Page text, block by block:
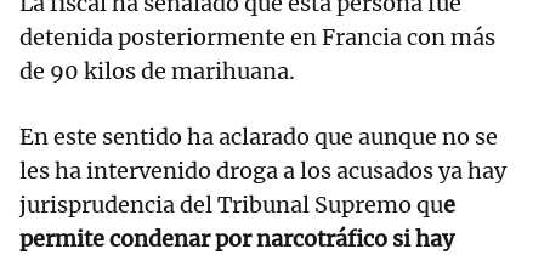
detenida posteriormente en Francia con más
de 90 kilos de marihuana.
En este sentido ha aclarado que aunque no se
les ha intervenido droga a los acusados ya hay
jurisprudencia del Tribunal Supremo que
permite condenar por narcotráfico si hay